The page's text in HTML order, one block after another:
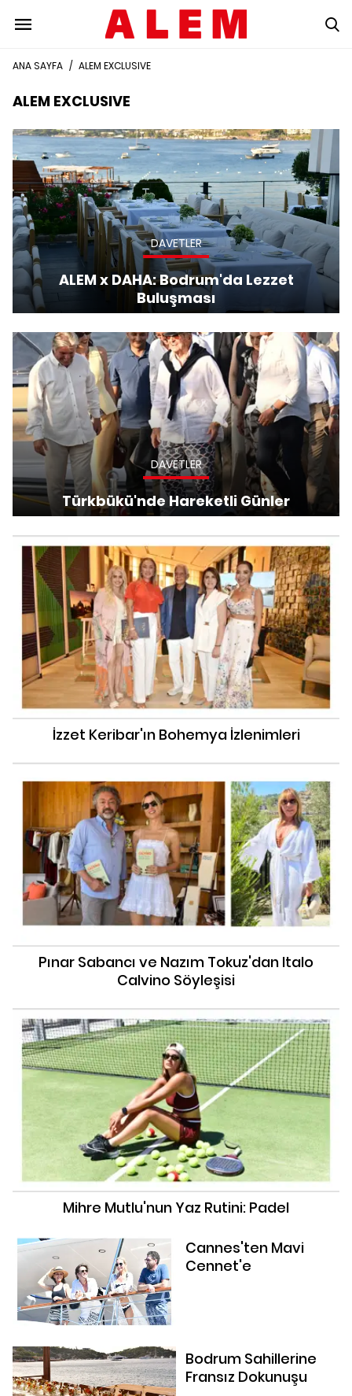
ANA SAYFA / ALEM EXCLUSIVE
ALEM EXCLUSIVE
DAVETLER
ALEM x DAHA: Bodrum'da Lezzet
Buluşması
DAVETLER
Türkbükü'nde Hareketli Günler
İzzet Keribar'ın Bohemya İzlenimleri
Pınar Sabancı ve Nazım Tokuz'dan Italo
Calvino Söyleşisi
Mihre Mutlu'nun Yaz Rutini: Padel
Cannes'ten Mavi
Cennet'e
Bodrum Sahillerine
Fransız Dokunuşu